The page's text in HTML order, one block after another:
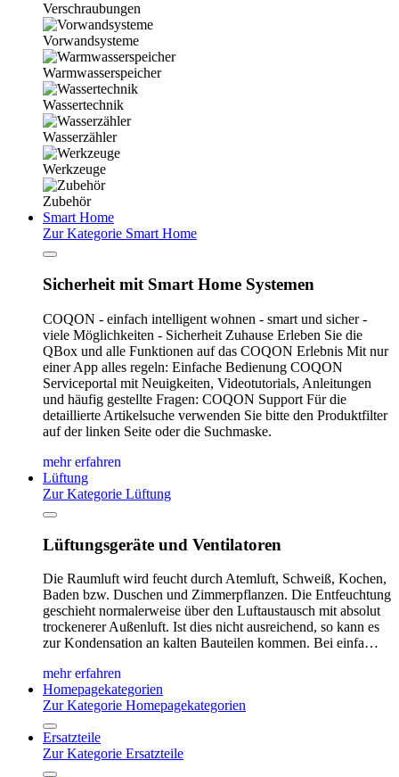
Verschraubungen
Vorwandsysteme
Warmwasserspeicher
Wassertechnik
Wasserzähler
Werkzeuge
Zubehör
Smart Home
Zur Kategorie Smart Home
Sicherheit mit Smart Home Systemen
COQON - einfach intelligent wohnen - smart und sicher -
viele Möglichkeiten - Sicherheit Zuhause Erleben Sie die
QBox und alle Funktionen auf das COQON Erlebnis Mit nur
einer App alles regeln: Einfache Bedienung COQON
Serviceportal mit Neuigkeiten, Videotutorials, Anleitungen
und häufig gestellte Fragen: COQON Support Für die
detaillierte Artikelsuche verwenden Sie bitte den Produktfilter
auf der linken Seite oder die Suchmaske.
mehr erfahren
Lüftung
Zur Kategorie Lüftung
Lüftungsgeräte und Ventilatoren
Die Raumluft wird feucht durch Atemluft, Schweiß, Kochen,
Baden bzw. Duschen und Zimmerpflanzen. Die Entfeuchtung
geschieht normalerweise über den Luftaustausch mit absolut
trockenerer Außenluft. Ist dies nicht ausreichend, so kann es
zur Kondensation an kalten Bauteilen kommen. Bei einfa…
mehr erfahren
Homepagekategorien
Zur Kategorie Homepagekategorien
Ersatzteile
Zur Kategorie Ersatzteile